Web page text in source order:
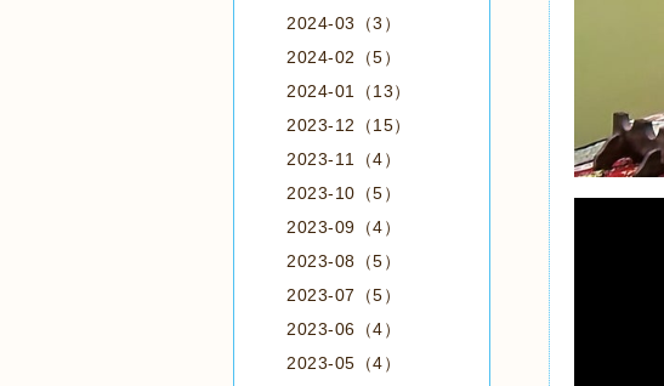
2024-03（3）
2024-02（5）
2024-01（13）
2023-12（15）
2023-11（4）
2023-10（5）
2023-09（4）
2023-08（5）
2023-07（5）
2023-06（4）
2023-05（4）